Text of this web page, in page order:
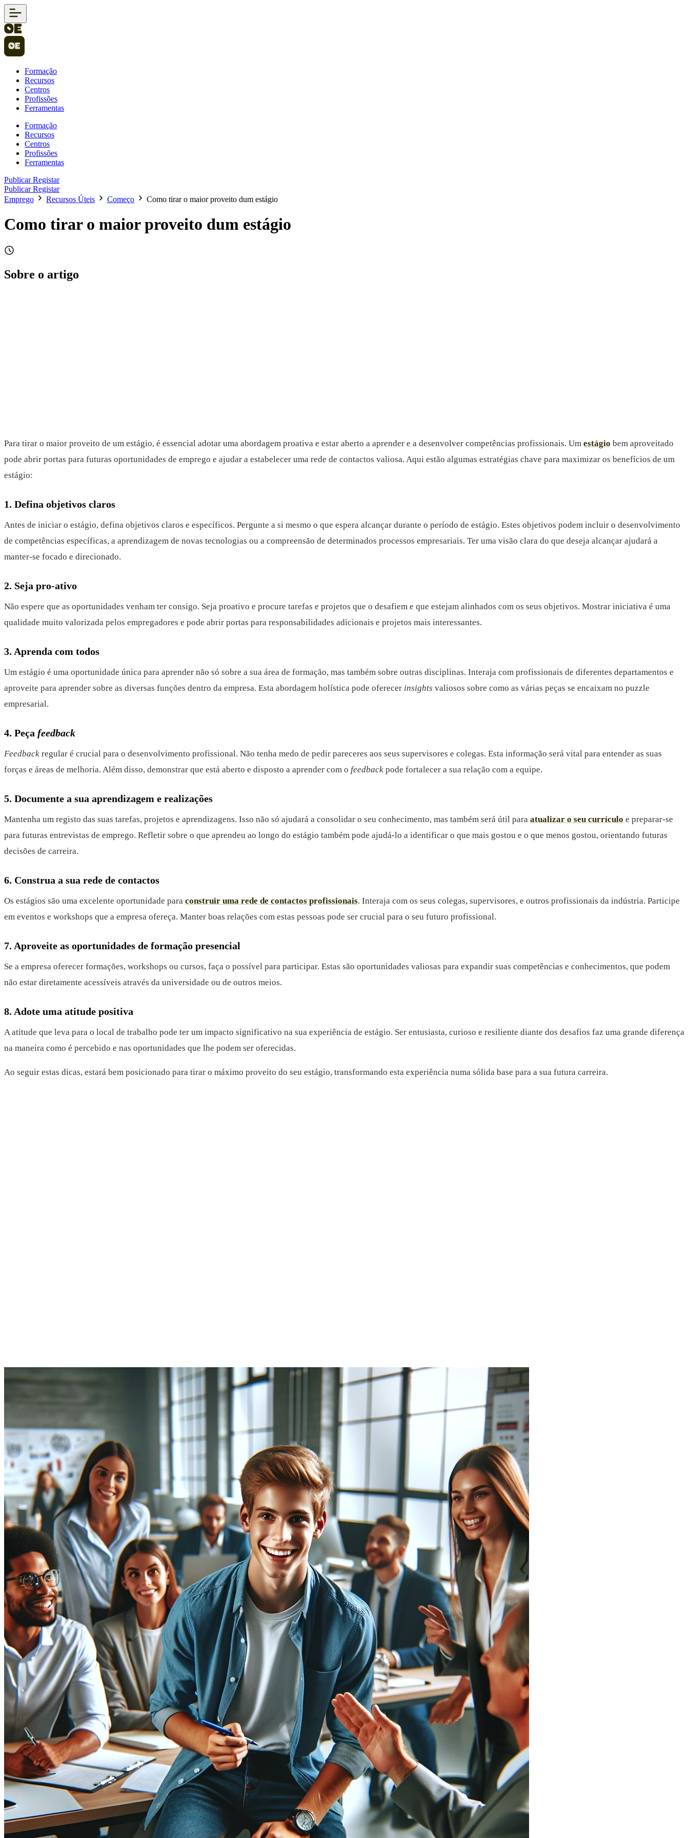
Formação
Recursos
Centros
Profissões
Ferramentas
Formação
Recursos
Centros
Profissões
Ferramentas
PublicarRegistar
PublicarRegistar
Emprego
Recursos Úteis Começo Como tirar o maior proveito dum estágio
Como tirar o maior proveito dum estágio
Sobre o artigo
Para tirar o maior proveito de um estágio, é essencial adotar uma abordagem proativa e estar aberto a aprender e a desenvolver competências profissionais. Um estágio bem aproveitado
pode abrir portas para futuras oportunidades de emprego e ajudar a estabelecer uma rede de contactos valiosa. Aqui estão algumas estratégias chave para maximizar os benefícios de um
estágio:
1. Defina objetivos claros
Antes de iniciar o estágio, defina objetivos claros e específicos. Pergunte a si mesmo o que espera alcançar durante o período de estágio. Estes objetivos podem incluir o desenvolvimento
de competências específicas, a aprendizagem de novas tecnologias ou a compreensão de determinados processos empresariais. Ter uma visão clara do que deseja alcançar ajudará a
manter-se focado e direcionado.
2. Seja pro-ativo
Não espere que as oportunidades venham ter consigo. Seja proativo e procure tarefas e projetos que o desafiem e que estejam alinhados com os seus objetivos. Mostrar iniciativa é uma
qualidade muito valorizada pelos empregadores e pode abrir portas para responsabilidades adicionais e projetos mais interessantes.
3. Aprenda com todos
Um estágio é uma oportunidade única para aprender não só sobre a sua área de formação, mas também sobre outras disciplinas. Interaja com profissionais de diferentes departamentos e
aproveite para aprender sobre as diversas funções dentro da empresa. Esta abordagem holística pode oferecer insights valiosos sobre como as várias peças se encaixam no puzzle
empresarial.
4. Peça feedback
Feedback regular é crucial para o desenvolvimento profissional. Não tenha medo de pedir pareceres aos seus supervisores e colegas. Esta informação será vital para entender as suas
forças e áreas de melhoria. Além disso, demonstrar que está aberto e disposto a aprender com o feedback pode fortalecer a sua relação com a equipe.
5. Documente a sua aprendizagem e realizações
Mantenha um registo das suas tarefas, projetos e aprendizagens. Isso não só ajudará a consolidar o seu conhecimento, mas também será útil para atualizar o seu currículo e preparar-se
para futuras entrevistas de emprego. Refletir sobre o que aprendeu ao longo do estágio também pode ajudá-lo a identificar o que mais gostou e o que menos gostou, orientando futuras
decisões de carreira.
6. Construa a sua rede de contactos
Os estágios são uma excelente oportunidade para construir uma rede de contactos profissionais. Interaja com os seus colegas, supervisores, e outros profissionais da indústria. Participe
em eventos e workshops que a empresa ofereça. Manter boas relações com estas pessoas pode ser crucial para o seu futuro profissional.
7. Aproveite as oportunidades de formação presencial
Se a empresa oferecer formações, workshops ou cursos, faça o possível para participar. Estas são oportunidades valiosas para expandir suas competências e conhecimentos, que podem
não estar diretamente acessíveis através da universidade ou de outros meios.
8. Adote uma atitude positiva
A atitude que leva para o local de trabalho pode ter um impacto significativo na sua experiência de estágio. Ser entusiasta, curioso e resiliente diante dos desafios faz uma grande diferença
na maneira como é percebido e nas oportunidades que lhe podem ser oferecidas.
Ao seguir estas dicas, estará bem posicionado para tirar o máximo proveito do seu estágio, transformando esta experiência numa sólida base para a sua futura carreira.